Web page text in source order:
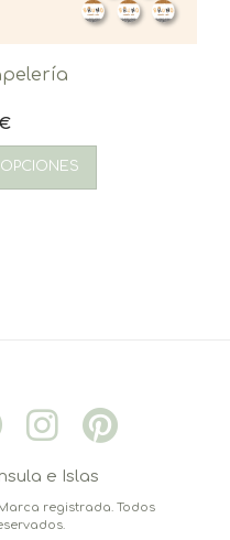
e Islas
registrada. Todos